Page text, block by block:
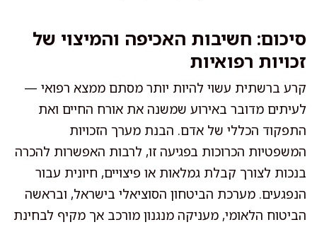
סיכום: חשיבות האכיפה והמיצוי של
זכויות רפואיות
קרע ברשתית עשוי להיות יותר מסתם ממצא רפואי —
לעיתים מדובר באירוע שמשנה את אורח החיים ואת
התפקוד הכללי של אדם. הבנת מערך הזכויות
המשפטיות הכרוכות בפגיעה זו, לרבות האפשרות להכרה
בנכות לצורך קבלת גמלאות או פיצויים, חיונית עבור
הנפגעים. מערכת הביטחון הסוציאלי בישראל, ובראשה
הביטוח הלאומי, מעניקה מנגנון מורכב אך מקיף לבחינת